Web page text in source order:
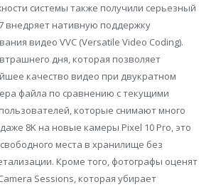
системы также получили серьезный
внедряет нативную поддержку
видео VVC (Versatile Video Coding).
дня, которая позволяет
качество видео при двукратном
файла по сравнению с текущими
которые снимают много
8K на новые камеры Pixel 10 Pro, это
места в хранилище без
Кроме того, фотографы оценят
Sessions, которая убирает